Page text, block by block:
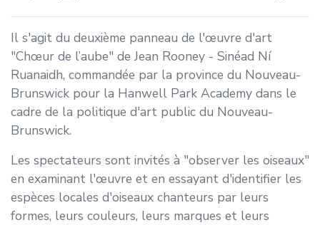
Il s'agit du deuxième panneau de l'œuvre d'art
"Chœur de l’aube" de Jean Rooney - Sinéad Ní
Ruanaidh, commandée par la province du Nouveau-
Brunswick pour la Hanwell Park Academy dans le
cadre de la politique d'art public du Nouveau-
Brunswick.
Les spectateurs sont invités à "observer les oiseaux"
en examinant l'œuvre et en essayant d'identifier les
espèces locales d'oiseaux chanteurs par leurs
formes, leurs couleurs, leurs marques et leurs